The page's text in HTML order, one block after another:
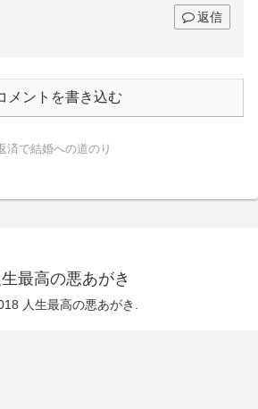
返信
メントを書き込む
済で結婚への道のり
生最高の悪あがき
人生最高の悪あがき.